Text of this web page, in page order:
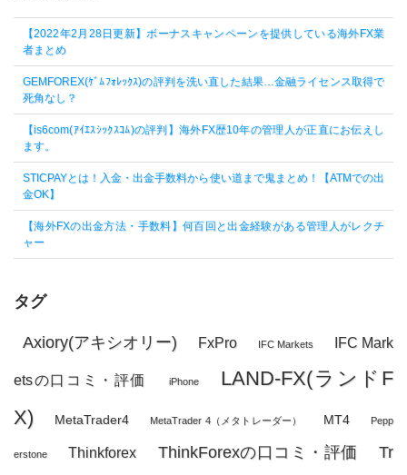
【2022年2月28日更新】ボーナスキャンペーンを提供している海外FX業
者まとめ
GEMFOREX(ｹﾞﾑﾌｫﾚｯｸｽ)の評判を洗い直した結果…金融ライセンス取得で
死角なし？
【is6com(ｱｲｴｽｼｯｸｽｺﾑ)の評判】海外FX歴10年の管理人が正直にお伝えし
ます。
STICPAYとは！入金・出金手数料から使い道まで鬼まとめ！【ATMでの出
金OK】
【海外FXの出金方法・手数料】何百回と出金経験がある管理人がレクチ
ャー
タグ
Axiory(アキシオリー) FxPro IFC Markets IFC Mark
etsの口コミ・評価 iPhone
LAND-FX(ランドF
X)
MetaTrader4 MetaTrader 4（メタトレーダー） MT4 Pepp
erstone Thinkforex ThinkForexの口コミ・評価
Tr